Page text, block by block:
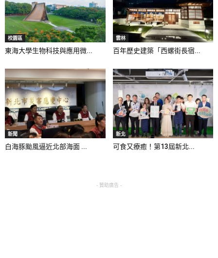
校園區
東海大學生物科技與應用微...
雲林
百年歷史建築「西螺街長宿...
新聞
白海豚颱風逼近北部海面 ...
新北
可食又療癒！第13屆新北...
- 贊助廣告 -